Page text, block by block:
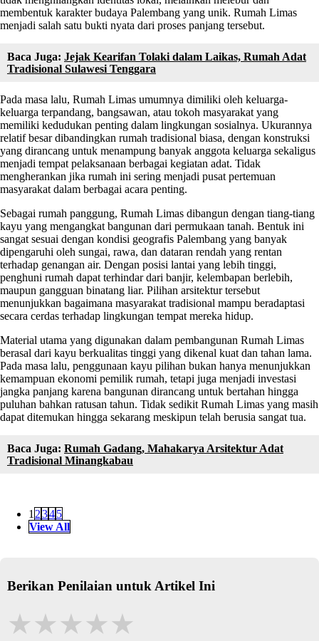
membentuk karakter budaya Palembang yang unik. Rumah Limas
menjadi salah satu bukti nyata dari proses panjang tersebut.
Baca Juga: Jejak Kearifan Tolaki dalam Laikas, Rumah Adat
Tradisional Sulawesi Tenggara
Pada masa lalu, Rumah Limas umumnya dimiliki oleh keluarga-
keluarga terpandang, bangsawan, atau tokoh masyarakat yang
memiliki kedudukan penting dalam lingkungan sosialnya. Ukurannya
relatif besar dibandingkan rumah tradisional biasa, dengan konstruksi
yang dirancang untuk menampung banyak anggota keluarga sekaligus
menjadi tempat pelaksanaan berbagai kegiatan adat. Tidak
mengherankan jika rumah ini sering menjadi pusat pertemuan
masyarakat dalam berbagai acara penting.
Sebagai rumah panggung, Rumah Limas dibangun dengan tiang-tiang
kayu yang mengangkat bangunan dari permukaan tanah. Bentuk ini
sangat sesuai dengan kondisi geografis Palembang yang banyak
dipengaruhi oleh sungai, rawa, dan dataran rendah yang rentan
terhadap genangan air. Dengan posisi lantai yang lebih tinggi,
penghuni rumah dapat terhindar dari banjir, kelembapan berlebih,
maupun gangguan binatang liar. Pilihan arsitektur tersebut
menunjukkan bagaimana masyarakat tradisional mampu beradaptasi
secara cerdas terhadap lingkungan tempat mereka hidup.
Material utama yang digunakan dalam pembangunan Rumah Limas
berasal dari kayu berkualitas tinggi yang dikenal kuat dan tahan lama.
Pada masa lalu, penggunaan kayu pilihan bukan hanya menunjukkan
kemampuan ekonomi pemilik rumah, tetapi juga menjadi investasi
jangka panjang karena bangunan dirancang untuk bertahan hingga
puluhan bahkan ratusan tahun. Tidak sedikit Rumah Limas yang masih
dapat ditemukan hingga sekarang meskipun telah berusia sangat tua.
Baca Juga: Rumah Gadang, Mahakarya Arsitektur Adat
Tradisional Minangkabau
1 2345
View All
Berikan Penilaian untuk Artikel Ini
★★★★★